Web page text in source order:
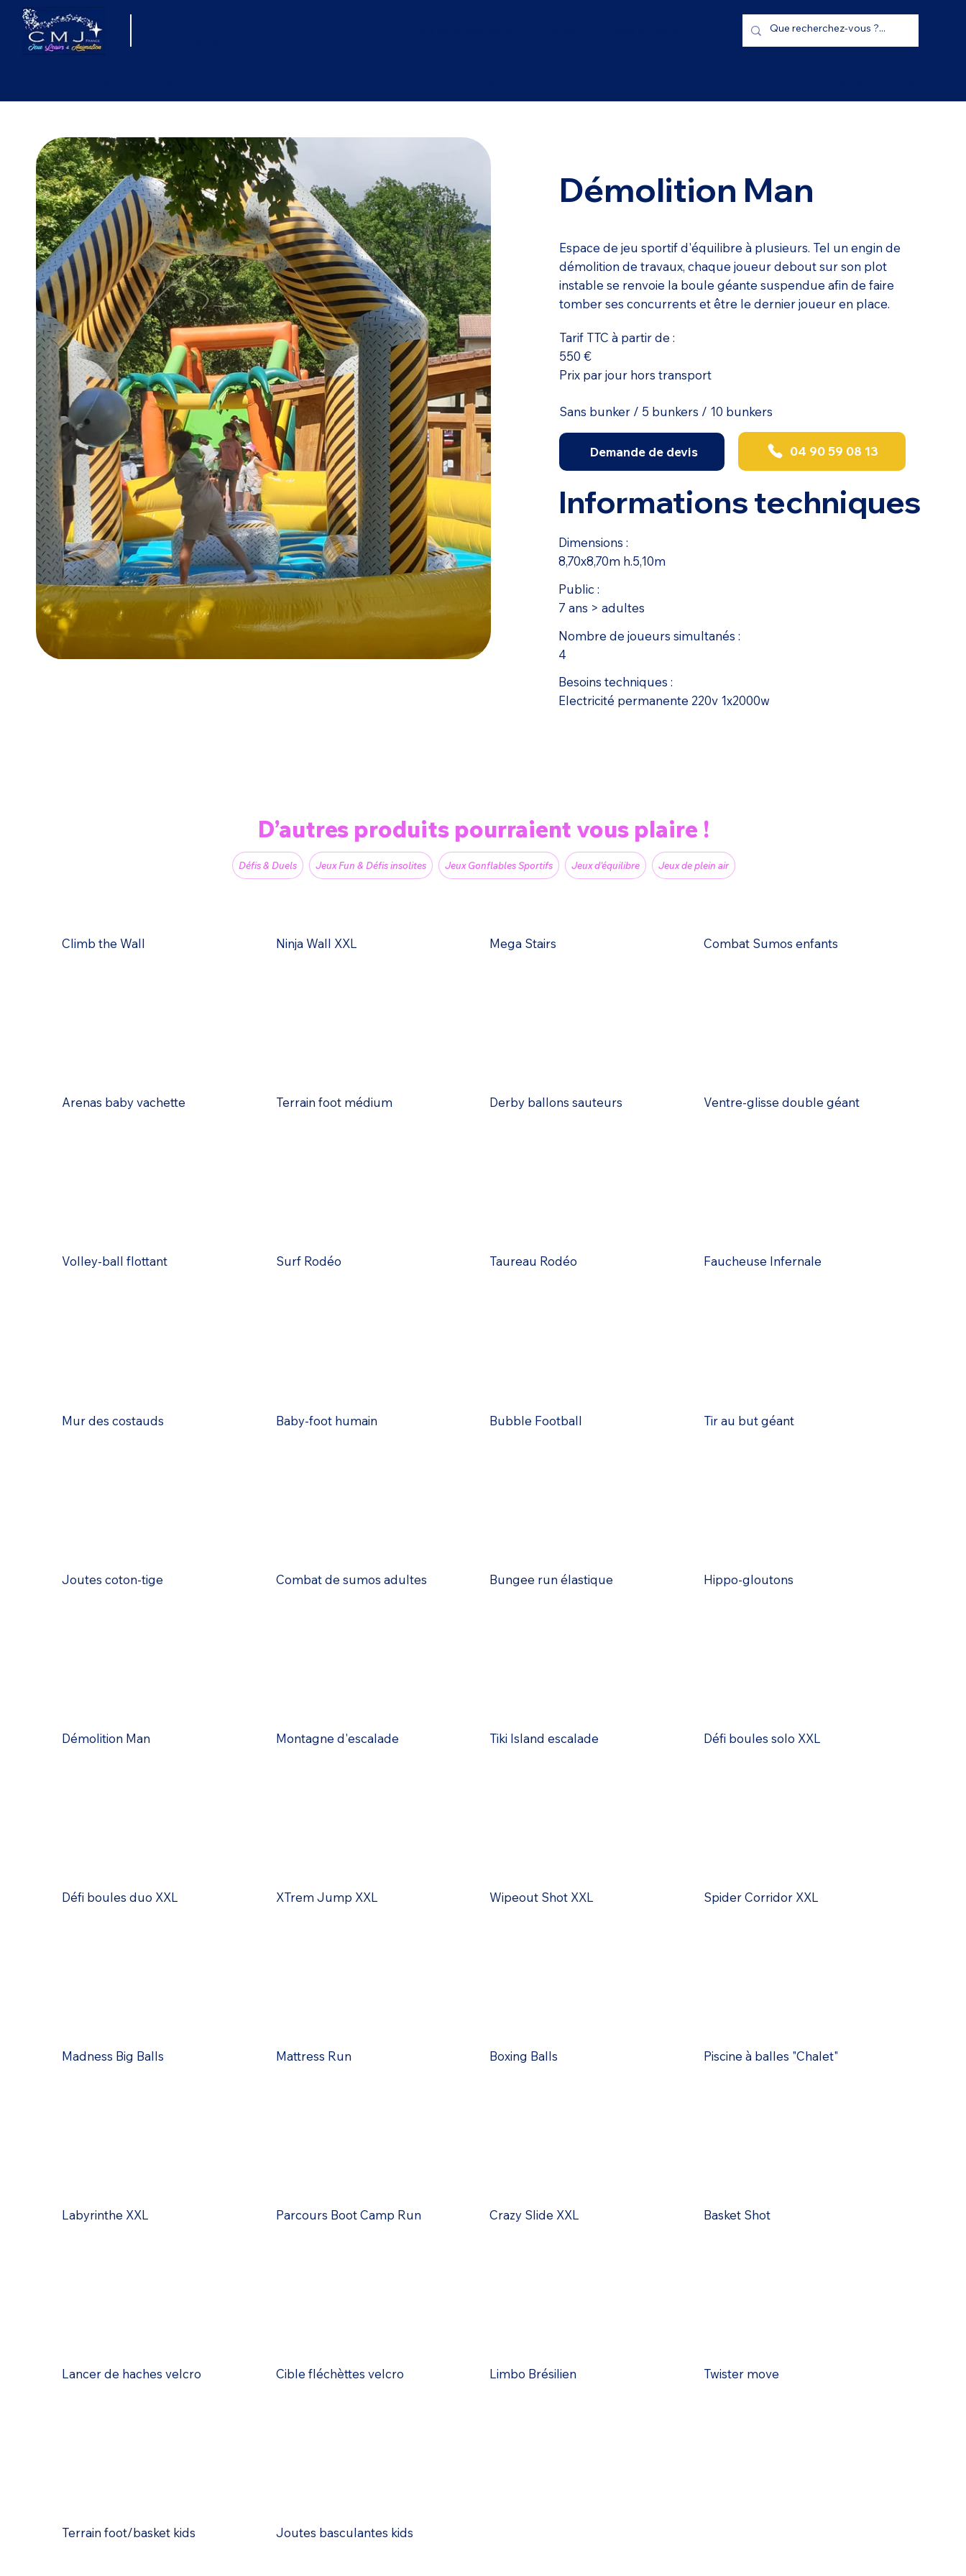
Démolition Man
Espace de jeu sportif d'équilibre à plusieurs. Tel un engin de
démolition de travaux, chaque joueur debout sur son plot
instable se renvoie la boule géante suspendue afin de faire
tomber ses concurrents et être le dernier joueur en place.
Tarif TTC à partir de :
550 €
Prix par jour hors transport
Sans bunker / 5 bunkers / 10 bunkers
Demande de devis 04 90 59 08 13
Informations techniques
Dimensions :
8,70x8,70m h.5,10m
Public :
7 ans > adultes
Nombre de joueurs simultanés :
4
Besoins techniques :
Electricité permanente 220v 1x2000w
D’autres produits pourraient vous plaire !
Défis & Duels Jeux Fun & Défis insolites Jeux Gonflables Sportifs Jeux d'équilibre Jeux de plein air
Climb the Wall Ninja Wall XXL Mega Stairs Combat Sumos enfants
Arenas baby vachette Terrain foot médium Derby ballons sauteurs Ventre-glisse double géant
Volley-ball flottant Surf Rodéo Taureau Rodéo Faucheuse Infernale
Mur des costauds Baby-foot humain Bubble Football Tir au but géant
Joutes coton-tige Combat de sumos adultes Bungee run élastique Hippo-gloutons
Démolition Man Montagne d'escalade Tiki Island escalade Défi boules solo XXL
Défi boules duo XXL XTrem Jump XXL Wipeout Shot XXL Spider Corridor XXL
Madness Big Balls Mattress Run Boxing Balls Piscine à balles "Chalet"
Labyrinthe XXL Parcours Boot Camp Run Crazy Slide XXL Basket Shot
Lancer de haches velcro Cible fléchèttes velcro Limbo Brésilien Twister move
Terrain foot/basket kids Joutes basculantes kids